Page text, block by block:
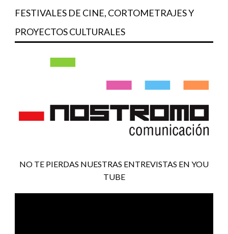
FESTIVALES DE CINE, CORTOMETRAJES Y
PROYECTOS CULTURALES
NO TE PIERDAS NUESTRAS ENTREVISTAS EN YOU
TUBE